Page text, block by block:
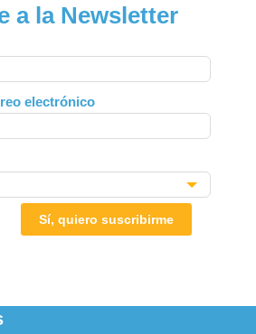
a la Newsletter
electrónico
Sí, quiero suscribirme